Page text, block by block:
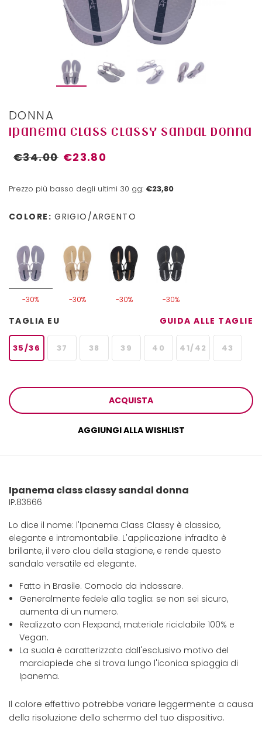
DONNA
IPANEMA CLASS CLASSY SANDAL DONNA
€34.00 €23.80
Prezzo più basso degli ultimi 30 gg: €23,80
COLORE: GRIGIO/ARGENTO
-30% -30% -30% -30%
TAGLIA EU GUIDA ALLE TAGLIE
35/36 37 38 39 40 41/42 43
ACQUISTA
AGGIUNGI ALLA WISHLIST
Ipanema class classy sandal donna
IP.83666
Lo dice il nome: l'Ipanema Class Classy è classico,
elegante e intramontabile. L'applicazione infradito è
brillante, il vero clou della stagione, e rende questo
sandalo versatile ed elegante.
Fatto in Brasile. Comodo da indossare.
Generalmente fedele alla taglia: se non sei sicuro,
aumenta di un numero.
Realizzato con Flexpand, materiale riciclabile 100% e
Vegan.
La suola è caratterizzata dall'esclusivo motivo del
marciapiede che si trova lungo l'iconica spiaggia di
Ipanema.
Il colore effettivo potrebbe variare leggermente a causa
della risoluzione dello schermo del tuo dispositivo.